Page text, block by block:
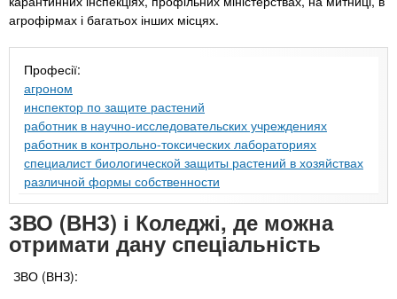
агрофірмах і багатьох інших місцях.
Професії:
агроном
инспектор по защите растений
работник в научно-исследовательских учреждениях
работник в контрольно-токсических лабораториях
специалист биологической защиты растений в хозяйствах
различной формы собственности
ЗВО (ВНЗ) і Коледжі, де можна
отримати дану спеціальність
ЗВО (ВНЗ):